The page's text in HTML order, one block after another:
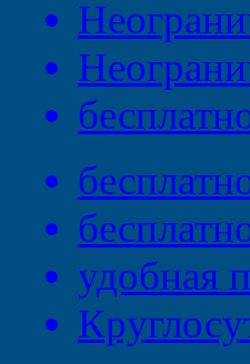
удобная